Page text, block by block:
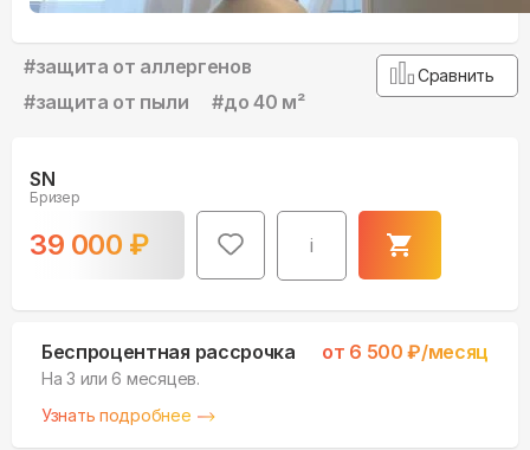
#защита от аллергенов
#защита от пыли #до 40 м²
Сравнить
SN
Бризер
39 000 ₽ i
Беспроцентная рассрочка от 6 500 ₽/месяц
На 3 или 6 месяцев.
Узнать подробнее